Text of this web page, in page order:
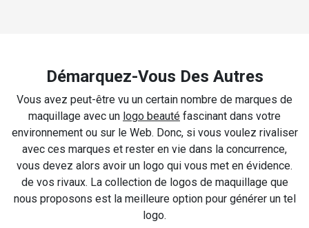
Démarquez-Vous Des Autres
Vous avez peut-être vu un certain nombre de marques de
maquillage avec un logo beauté fascinant dans votre
environnement ou sur le Web. Donc, si vous voulez rivaliser
avec ces marques et rester en vie dans la concurrence,
vous devez alors avoir un logo qui vous met en évidence.
de vos rivaux. La collection de logos de maquillage que
nous proposons est la meilleure option pour générer un tel
logo.